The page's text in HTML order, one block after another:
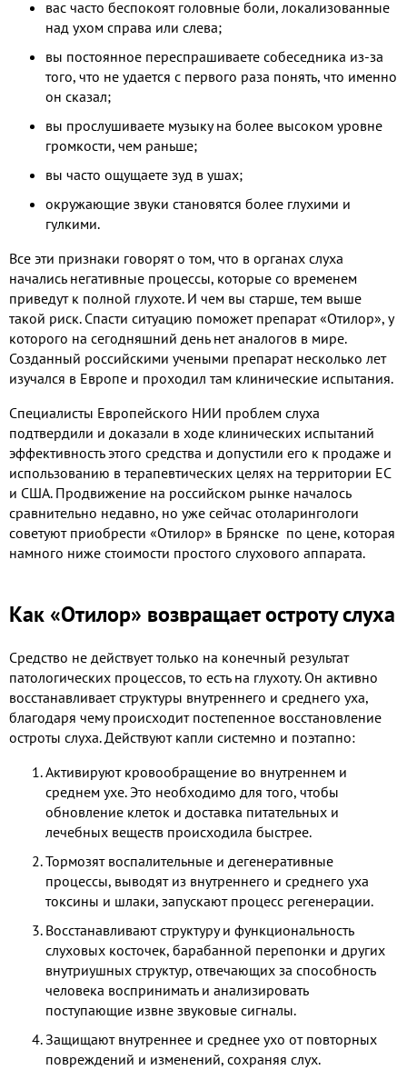
вас часто беспокоят головные боли, локализованные
над ухом справа или слева;
вы постоянное переспрашиваете собеседника из-за
того, что не удается с первого раза понять, что именно
он сказал;
вы прослушиваете музыку на более высоком уровне
громкости, чем раньше;
вы часто ощущаете зуд в ушах;
окружающие звуки становятся более глухими и
гулкими.
Все эти признаки говорят о том, что в органах слуха
начались негативные процессы, которые со временем
приведут к полной глухоте. И чем вы старше, тем выше
такой риск. Спасти ситуацию поможет препарат «Отилор», у
которого на сегодняшний день нет аналогов в мире.
Созданный российскими учеными препарат несколько лет
изучался в Европе и проходил там клинические испытания.
Специалисты Европейского НИИ проблем слуха
подтвердили и доказали в ходе клинических испытаний
эффективность этого средства и допустили его к продаже и
использованию в терапевтических целях на территории ЕС
и США. Продвижение на российском рынке началось
сравнительно недавно, но уже сейчас отоларингологи
советуют приобрести «Отилор» в Брянске по цене, которая
намного ниже стоимости простого слухового аппарата.
Как «Отилор» возвращает остроту слуха
Средство не действует только на конечный результат
патологических процессов, то есть на глухоту. Он активно
восстанавливает структуры внутреннего и среднего уха,
благодаря чему происходит постепенное восстановление
остроты слуха. Действуют капли системно и поэтапно:
Активируют кровообращение во внутреннем и
среднем ухе. Это необходимо для того, чтобы
обновление клеток и доставка питательных и
лечебных веществ происходила быстрее.
Тормозят воспалительные и дегенеративные
процессы, выводят из внутреннего и среднего уха
токсины и шлаки, запускают процесс регенерации.
Восстанавливают структуру и функциональность
слуховых косточек, барабанной перепонки и других
внутриушных структур, отвечающих за способность
человека воспринимать и анализировать
поступающие извне звуковые сигналы.
Защищают внутреннее и среднее ухо от повторных
повреждений и изменений, сохраняя слух.